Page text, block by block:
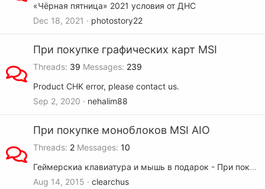
«Чёрная пятница» 2021 условия от ДНС
Dec 18, 2021
photostory22
При покупке графических карт MSI
Threads 39 Messages 239
Product CHK error, please contact us.
Sep 2, 2020
nehalim88
При покупке моноблоков MSI AIO
Threads 2 Messages 10
Геймерскиа клавиатура и мышь в подарок - При покупке MSI AG в магазинах НОТИК!
Aug 14, 2015
clearchus